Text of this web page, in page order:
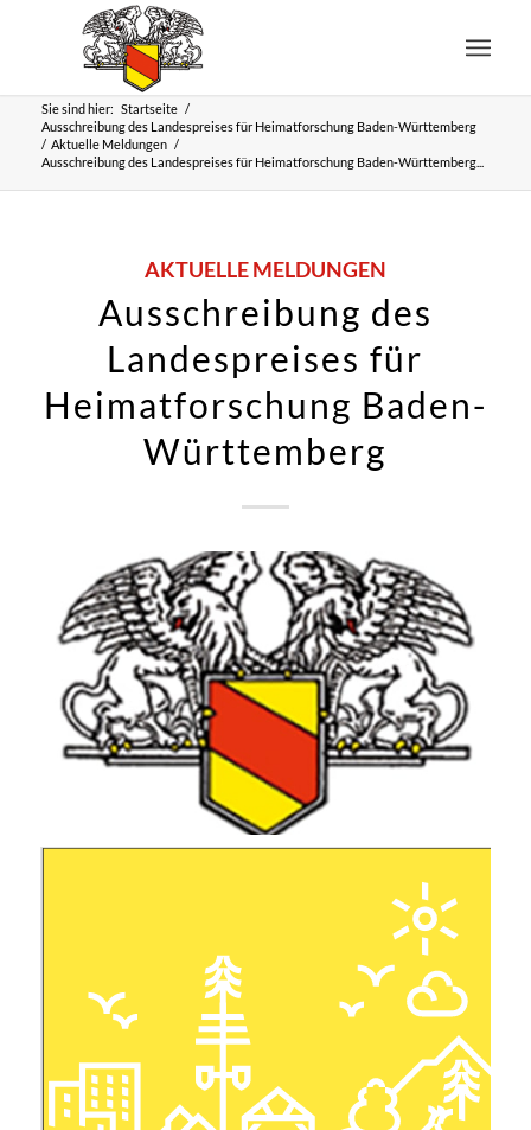
Sie sind hier: Startseite /
Ausschreibung des Landespreises für Heimatforschung Baden-Württemberg
/ Aktuelle Meldungen /
Ausschreibung des Landespreises für Heimatforschung Baden-Württemberg...
AKTUELLE MELDUNGEN
Ausschreibung des
Landespreises für
Heimatforschung Baden-
Württemberg